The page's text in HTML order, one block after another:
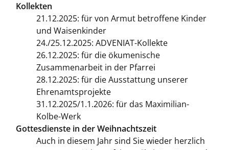
Kollekten
21.12.2025: für von Armut betroffene Kinder
und Waisenkinder
24./25.12.2025: ADVENIAT-Kollekte
26.12.2025: für die ökumenische
Zusammenarbeit in der Pfarrei
28.12.2025: für die Ausstattung unserer
Ehrenamtsprojekte
31.12.2025/1.1.2026: für das Maximilian-
Kolbe-Werk
Gottesdienste in der Weihnachtszeit
Auch in diesem Jahr sind Sie wieder herzlich